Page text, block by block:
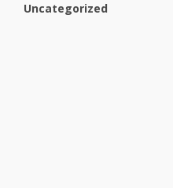
Uncategorized